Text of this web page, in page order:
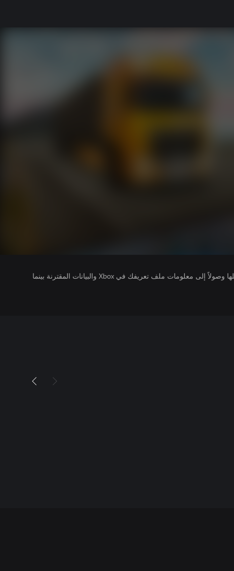
يتلقى ناشرو الألعاب التي تقوم بتشغيلها وصولاً إلى معلومات ملف تعريفك في Xbox والبيانات المقترنة بينما